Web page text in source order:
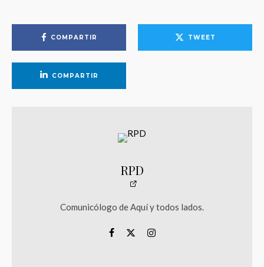
COMPARTIR TWEET
COMPARTIR
RPD
Comunicólogo de Aquí y todos lados.